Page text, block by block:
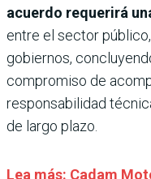
acuerdo requerirá
entre el sector
gobiernos,
compromiso de
responsabilidad
de largo plazo.
Lea más: Cadam